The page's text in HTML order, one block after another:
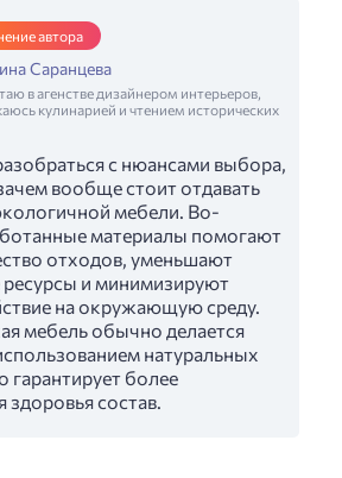
автора
Саранцева
в агенстве дизайнером интерьеров,
кулинарией и чтением исторических
с нюансами выбора,
вообще стоит отдавать
мебели. Во-
материалы помогают
отходов, уменьшают
ресурсы и минимизируют
на окружающую среду.
мебель обычно делается
натуральных
гарантирует более
состав.